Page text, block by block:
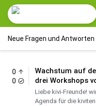
Neue Fragen und Antworten
0
0
Wachstum auf
drei Workshops
Liebe kivi-Freunde!
Agenda für die